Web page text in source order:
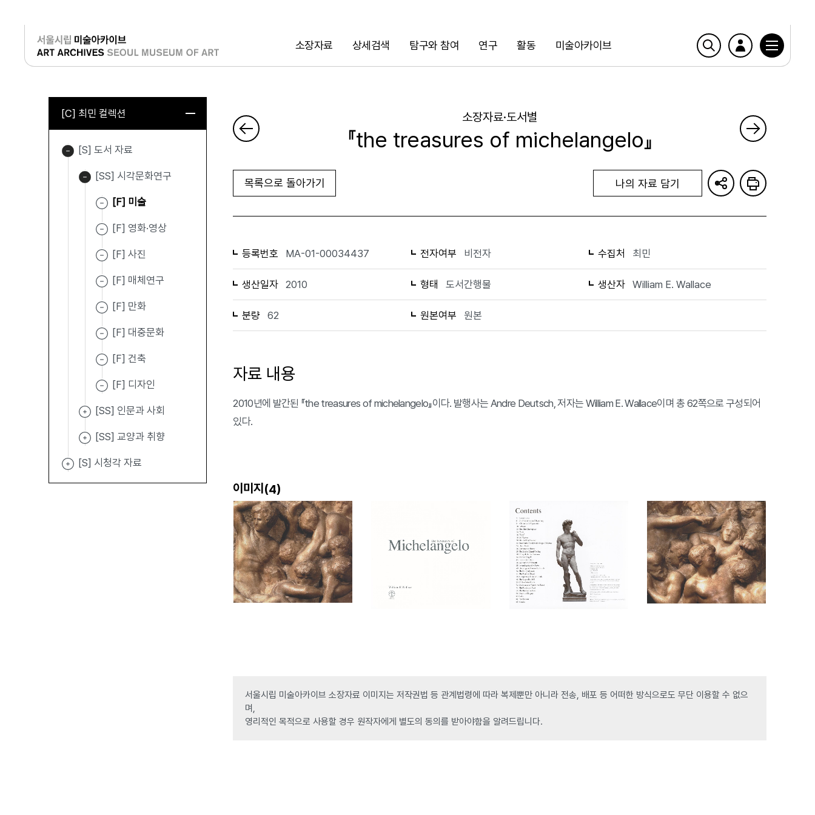
소장자료 상세검색 탐구와 참여 연구 활동 미술아카이브
검색
로그인
[C] 최민 컬렉션
[S] 도서 자료
[SS] 시각문화연구
[F] 미술
[F] 영화·영상
[F] 사진
[F] 매체연구
[F] 만화
[F] 대중문화
[F] 건축
[F] 디자인
[SS] 인문과 사회
[SS] 교양과 취향
[S] 시청각 자료
소장자료·도서별
『the treasures of michelangelo』
목록으로 돌아가기 나의 자료 담기
등록번호 MA-01-00034437 전자여부 비전자 수집처 최민
생산일자 2010 형태 도서간행물 생산자 William E. Wallace
분량 62 원본여부 원본
자료 내용
2010년에 발간된 『the treasures of michelangelo』이다. 발행사는 Andre Deutsch, 저자는 William E. Wallace이며 총 62쪽으로 구성되어
있다.
이미지(4)
서울시립 미술아카이브 소장자료 이미지는 저작권법 등 관계법령에 따라 복제뿐만 아니라 전송, 배포 등 어떠한 방식으로도 무단 이용할 수 없으
며,
영리적인 목적으로 사용할 경우 원작자에게 별도의 동의를 받아야함을 알려드립니다.